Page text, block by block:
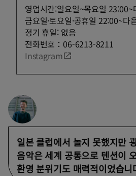
영업시간:일요일~목요일 23:00~
금요일·토요일·공휴일 22:00~다
정기 휴일: 없음
전화번호：06-6213-8211
Instagram
일본 클럽에서 놀지 못했지만
음악은 세계 공통으로 텐션이
환영 분위기도 매력적이었습니